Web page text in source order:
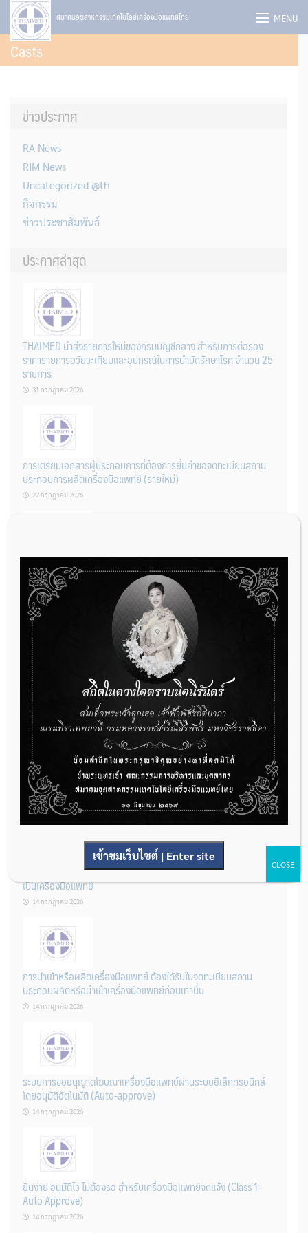
Skip
content
สมาคมอุตสาหกรรมเทคโนโลยีเครื่องมือแพทย์ไทย MENU
Casts
ข่าวประกาศ
RA News
RIM News
Uncategorized @th
กิจกรรม
ข่าวประชาสัมพันธ์
ประกาศล่าสุด
THAIMED นำส่งรายการใหม่ของกรมบัญชีกลาง สำหรับการต่อรอง
ราคารายการอวัยวะเทียมและอุปกรณ์ในการบำบัดรักษาโรค จำนวน 25
รายการ
31 กรกฎาคม 2026
การเตรียมเอกสารผู้ประกอบการที่ต้องการยื่นคำขอจดทะเบียนสถาน
ประกอบการผลิตเครื่องมือแพทย์ (รายใหม่)
22 กรกฎาคม 2026
ผู้ประกอบการผลิต และ นักวิจัย ที่ต้องการขึ้นทะเบียนเครื่องมือแพทย์
ต้องทำอย่างไรบ้าง
22 กรกฎาคม 2026
กองควบคุมเครื่องมือแพทย์ เปิดรับฟังความคิดเห็นหลักการยกร่าง
กฎหมาย จำนวน 3 ฉบับ ผ่านระบบกลางทางกฎหมาย
22 กรกฎาคม 2026
การโฆษณาเครื่องมือแพทย์แบบใดที่ได้รับการยกเว้นไม่ต้องขออนุญาต
14 กรกฎาคม 2026
รู้หรือไม่? ผลิตภัณฑ์ชุดตรวจสําหรับตรวจสอบการปนเปื้อนแบบใดจัด
เป็นเครื่องมือแพทย์
14 กรกฎาคม 2026
การนำเข้าหรือผลิตเครื่องมือแพทย์ ต้องได้รับใบจดทะเบียนสถาน
ประกอบผลิตหรือนำเข้าเครื่องมือแพทย์ก่อนเท่านั้น
14 กรกฎาคม 2026
ระบบการขออนุญาตโฆษณาเครื่องมือแพทย์ผ่านระบบอิเล็กทรอนิกส์
โดยอนุมัติอัตโนมัติ (Auto-approve)
14 กรกฎาคม 2026
ยื่นง่าย อนุมัติไว ไม่ต้องรอ สำหรับเครื่องมือแพทย์จดแจ้ง (Class 1-
Auto Approve)
14 กรกฎาคม 2026
เข้าชมเว็บไซต์ | Enter site
CLOSE